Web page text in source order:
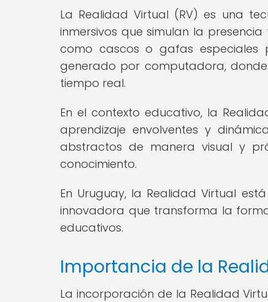
La Realidad Virtual (RV) es una
inmersivos que simulan la
como cascos o gafas especiales
generado por computadora,
tiempo real.
En el contexto educativo, la
aprendizaje envolventes y
abstractos de manera visual y
conocimiento.
En Uruguay, la Realidad Virtual
innovadora que transforma la
educativos.
Importancia de la
La incorporación de la Realidad